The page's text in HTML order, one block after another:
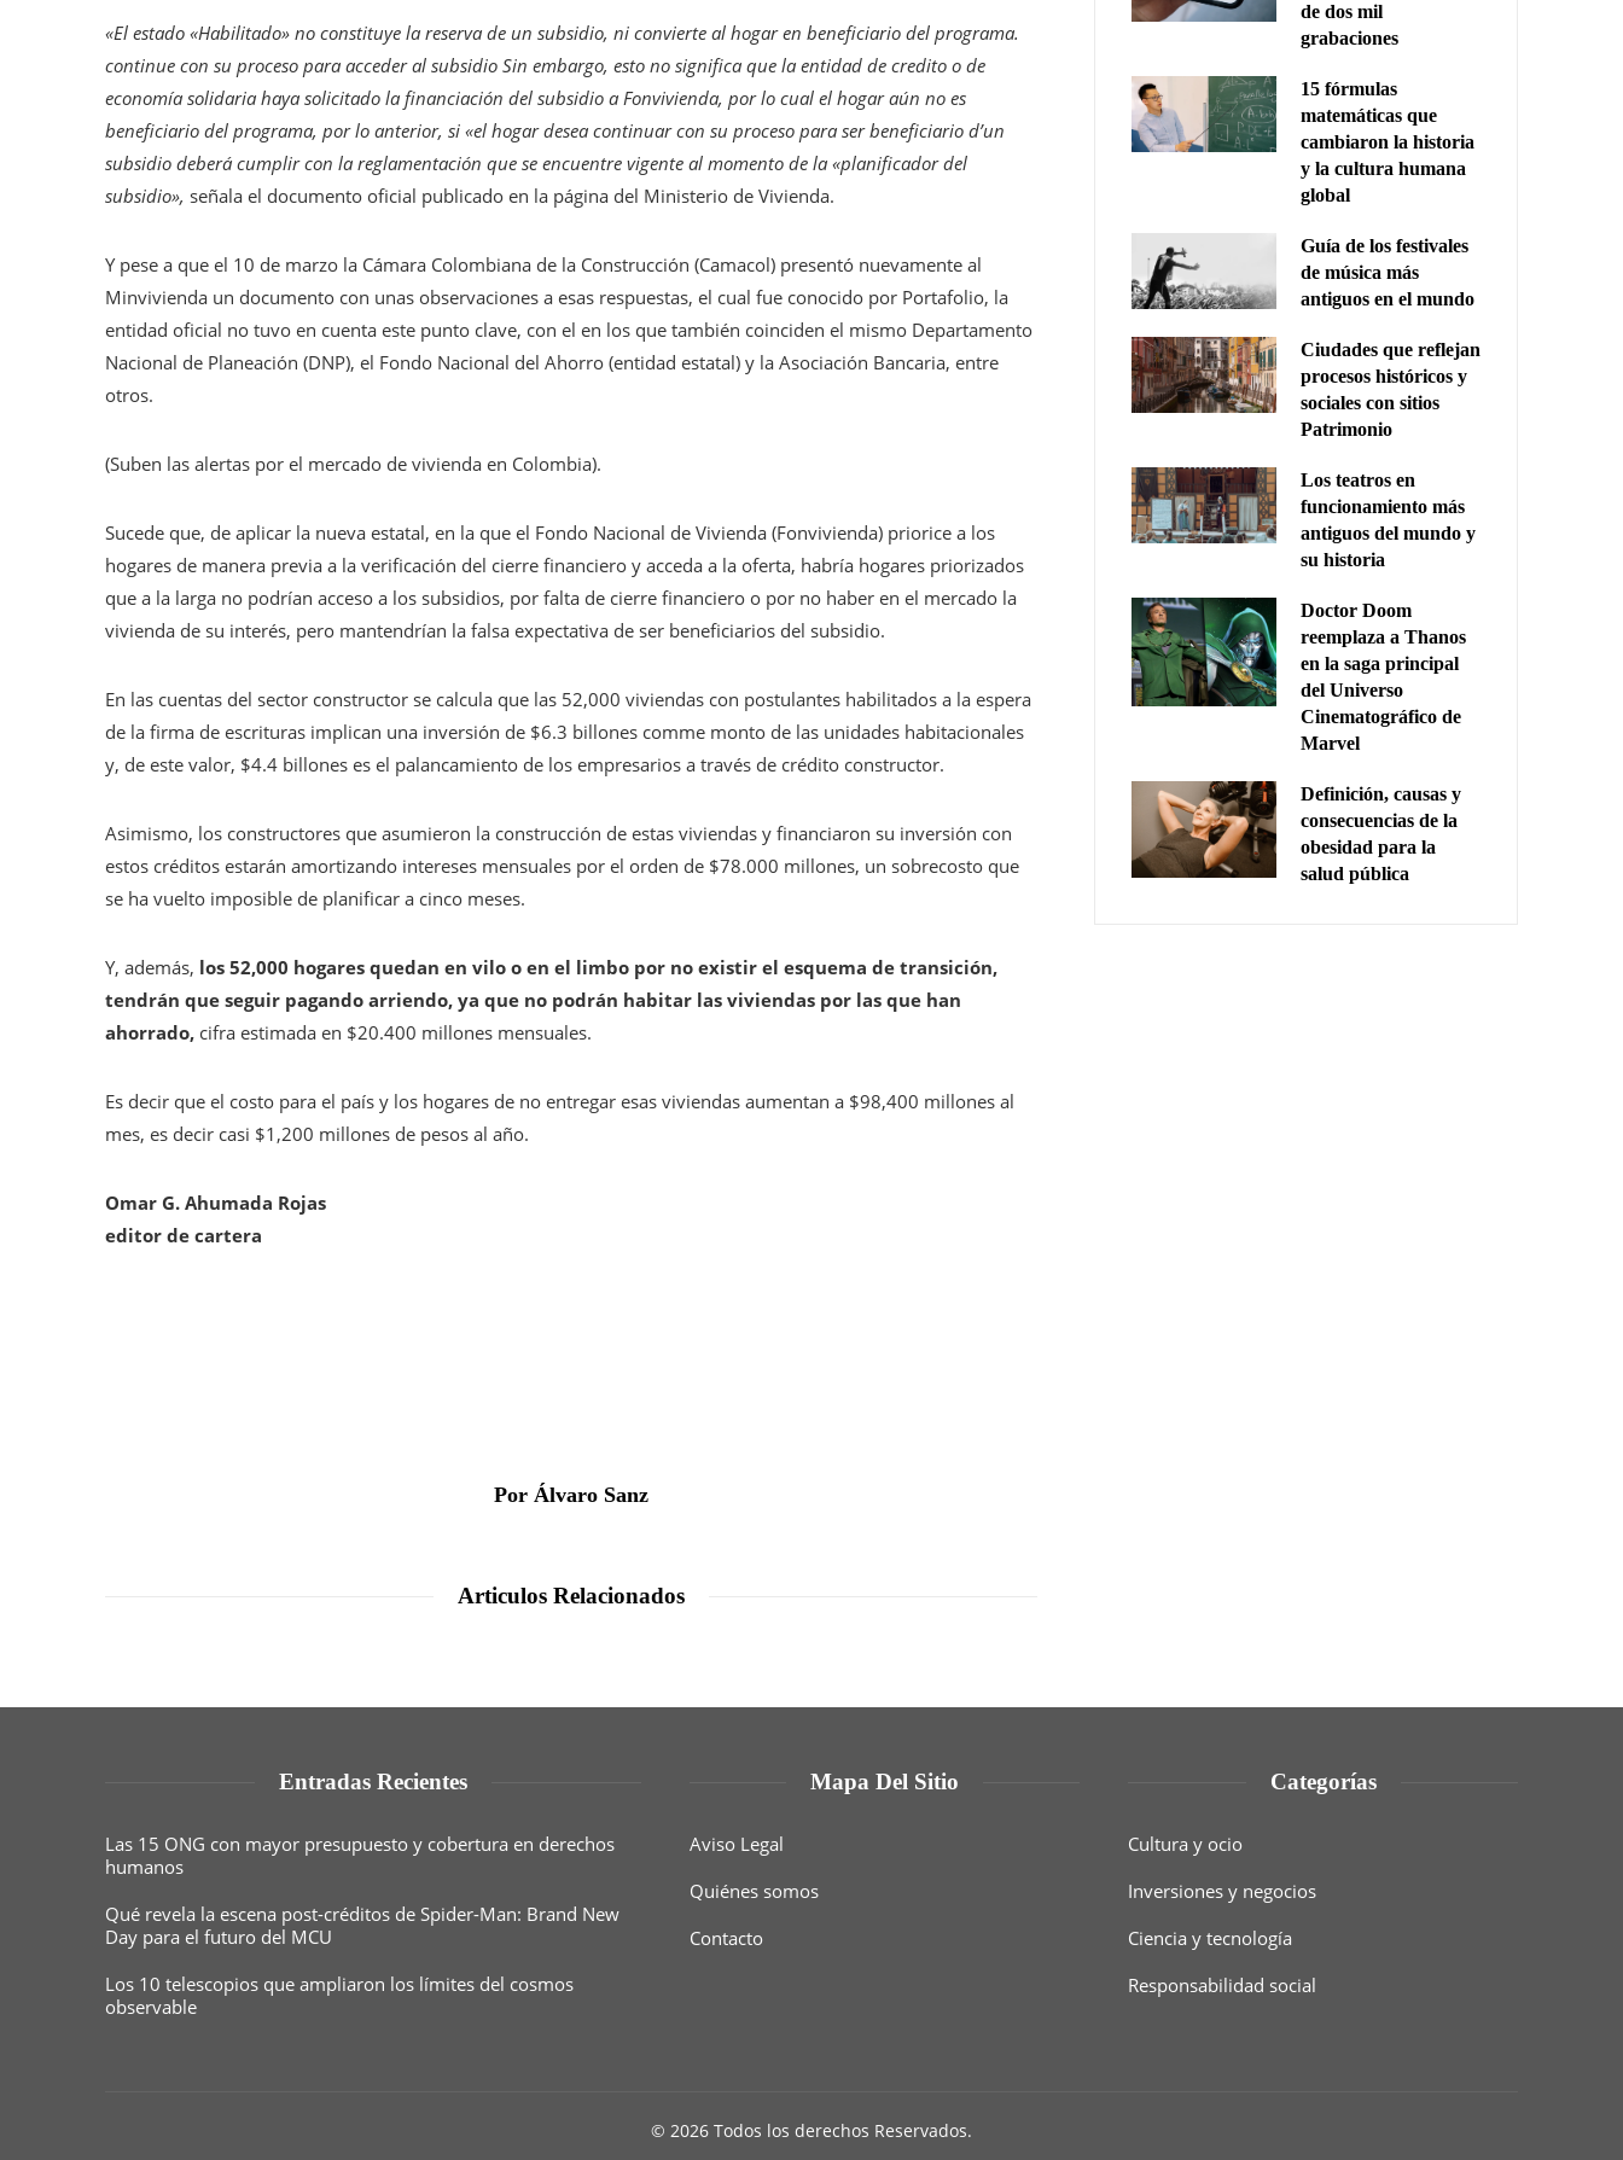
«El estado «Habilitado» no constituye la reserva de un subsidio, ni convierte al hogar en beneficiario del programa.
continue con su proceso para acceder al subsidio Sin embargo, esto no significa que la entidad de credito o de
economía solidaria haya solicitado la financiación del subsidio a Fonvivienda, por lo cual el hogar aún no es
beneficiario del programa, por lo anterior, si «el hogar desea continuar con su proceso para ser beneficiario d’un
subsidio deberá cumplir con la reglamentación que se encuentre vigente al momento de la «planificador del
subsidio», señala el documento oficial publicado en la página del Ministerio de Vivienda.
Y pese a que el 10 de marzo la Cámara Colombiana de la Construcción (Camacol) presentó nuevamente al
Minvivienda un documento con unas observaciones a esas respuestas, el cual fue conocido por Portafolio, la
entidad oficial no tuvo en cuenta este punto clave, con el en los que también coinciden el mismo Departamento
Nacional de Planeación (DNP), el Fondo Nacional del Ahorro (entidad estatal) y la Asociación Bancaria, entre
otros.
(Suben las alertas por el mercado de vivienda en Colombia).
Sucede que, de aplicar la nueva estatal, en la que el Fondo Nacional de Vivienda (Fonvivienda) priorice a los
hogares de manera previa a la verificación del cierre financiero y acceda a la oferta, habría hogares priorizados
que a la larga no podrían acceso a los subsidios, por falta de cierre financiero o por no haber en el mercado la
vivienda de su interés, pero mantendrían la falsa expectativa de ser beneficiarios del subsidio.
En las cuentas del sector constructor se calcula que las 52,000 viviendas con postulantes habilitados a la espera
de la firma de escrituras implican una inversión de $6.3 billones comme monto de las unidades habitacionales
y, de este valor, $4.4 billones es el palancamiento de los empresarios a través de crédito constructor.
Asimismo, los constructores que asumieron la construcción de estas viviendas y financiaron su inversión con
estos créditos estarán amortizando intereses mensuales por el orden de $78.000 millones, un sobrecosto que
se ha vuelto imposible de planificar a cinco meses.
Y, además, los 52,000 hogares quedan en vilo o en el limbo por no existir el esquema de transición,
tendrán que seguir pagando arriendo, ya que no podrán habitar las viviendas por las que han
ahorrado, cifra estimada en $20.400 millones mensuales.
Es decir que el costo para el país y los hogares de no entregar esas viviendas aumentan a $98,400 millones al
mes, es decir casi $1,200 millones de pesos al año.
Omar G. Ahumada Rojas
editor de cartera
Por Álvaro Sanz
Articulos Relacionados
de dos mil
grabaciones
15 fórmulas
matemáticas que
cambiaron la historia
y la cultura humana
global
Guía de los festivales
de música más
antiguos en el mundo
Ciudades que reflejan
procesos históricos y
sociales con sitios
Patrimonio
Los teatros en
funcionamiento más
antiguos del mundo y
su historia
Doctor Doom
reemplaza a Thanos
en la saga principal
del Universo
Cinematográfico de
Marvel
Definición, causas y
consecuencias de la
obesidad para la
salud pública
Entradas Recientes
Las 15 ONG con mayor presupuesto y cobertura en derechos
humanos
Qué revela la escena post-créditos de Spider-Man: Brand New
Day para el futuro del MCU
Los 10 telescopios que ampliaron los límites del cosmos
observable
Mapa Del Sitio
Aviso Legal
Quiénes somos
Contacto
Categorías
Cultura y ocio
Inversiones y negocios
Ciencia y tecnología
Responsabilidad social
© 2026 Todos los derechos Reservados.